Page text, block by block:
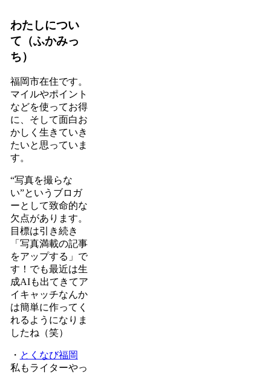
わたしについ
て（ふかみっ
ち）
福岡市在住です。
マイルやポイント
などを使ってお得
に、そして面白お
かしく生きていき
たいと思っていま
す。
“写真を撮らな
い”というブロガ
ーとして致命的な
欠点があります。
目標は引き続き
「写真満載の記事
をアップする」で
す！でも最近は生
成AIも出てきてア
イキャッチなんか
は簡単に作ってく
れるようになりま
したね（笑）
・ とくなび福岡
私もライターやっ